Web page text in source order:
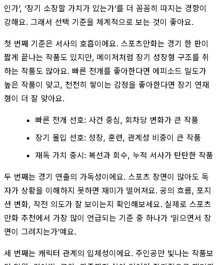
인가’, ‘장기 소장할 가치가 있는가’를 더 꼼꼼히 따지는 경향이
강해요. 그래서 선택 기준을 체계적으로 보는 것이 좋아요.
첫 번째 기준은 서사의 호흡이에요. 스포츠만화는 경기 한 판이
짧게 끝나는 작품도 있지만, 메이저처럼 장기 성장형 구조를 취
하는 작품도 많아요. 빠른 전개를 좋아한다면 에피소드 밀도가
높은 작품이 맞고, 천천히 쌓이는 감정을 좋아한다면 장기 연재
형이 더 잘 맞아요.
빠른 전개 선호: 사건 중심, 회차당 변화가 큰 작품
장기 몰입 선호: 성장, 훈련, 관계성 비중이 큰 작품
재독 가치 중시: 복선과 회수, 누적 서사가 탄탄한 작품
두 번째는 경기 연출의 가독성이에요. 스포츠 장면이 많아도 독
자가 상황을 이해하지 못하면 재미가 떨어져요. 공의 흐름, 포지
션 변화, 작전 의도가 잘 보이는지 확인해보세요. 실제로 스포츠
만화 추천에서 가장 많이 언급되는 기준 중 하나가 ‘읽으면서 장
면이 그려지는가’예요.
세 번째는 캐릭터 관계의 입체성이에요. 주인공만 빛나는 작품보